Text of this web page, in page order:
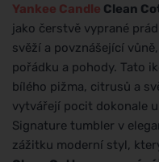
Yankee Candle Clean
jako čerstvě vyprané
svěží a povznášející
pořádku a pohody. Tato
bílého pižma, citrusů a
vytvářejí pocit dokonale
Signature tumbler v
zážitku moderní styl,